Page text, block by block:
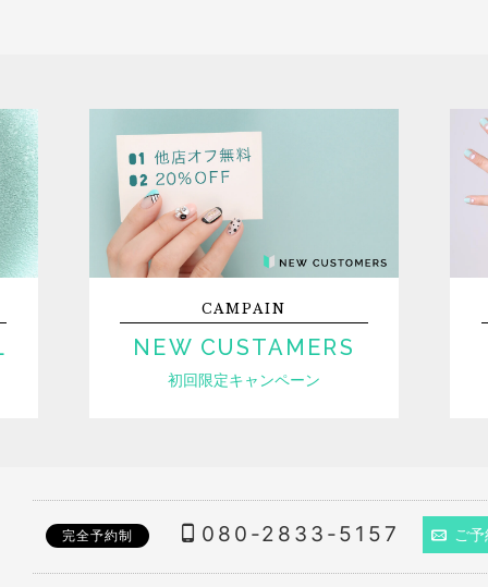
CAMPAIN
NEW CUSTAMERS
初回限定キャンペーン
完全予約制 080-2833-5157 ご